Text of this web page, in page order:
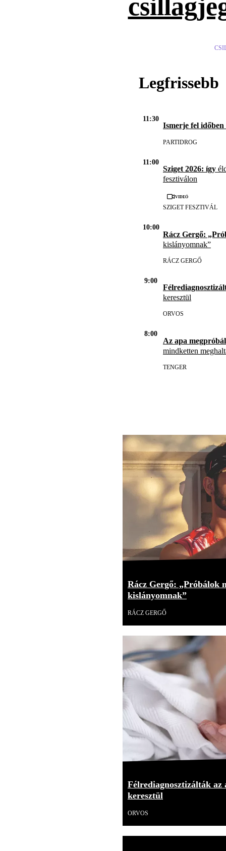
Legfrissebb
11:30
Ismerje fel időben
PARTIDROG
11:00
Sziget 2026: így
fesztiválon
Videó
SZIGET FESZTIVÁL
10:00
Rácz Gergő:
kislányomnak”
RÁCZ GERGŐ
9:00
keresztül
ORVOS
8:00
Az apa
mindketten
TENGER
Rácz Gergő: „Próbálok
kislányomnak”
RÁCZ GERGŐ
Félrediagnosztizálták
keresztül
ORVOS